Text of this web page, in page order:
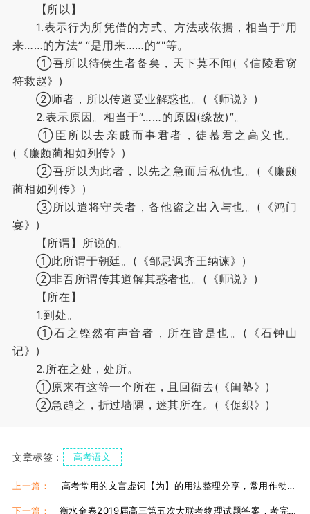
【所以】
1.表示行为所凭借的方式、方法或依据，相当于“用
来……的方法” “是用来……的”"等。
①吾所以待侯生者备矣，天下莫不闻(《信陵君窃
符救赵》)
②师者，所以传道受业解惑也。(《师说》)
2.表示原因。相当于“……的原因(缘故)”。
①臣所以去亲戚而事君者，徒慕君之高义也。
(《廉颇蔺相如列传》)
②吾所以为此者，以先之急而后私仇也。(《廉颇
蔺相如列传》)
③所以遣将守关者，备他盗之出入与也。(《鸿门
宴》)
【所谓】所说的。
①此所谓于朝廷。(《邹忌讽齐王纳谏》)
②非吾所谓传其道解其惑者也。(《师说》)
【所在】
1.到处。
①石之铿然有声音者，所在皆是也。(《石钟山
记》)
2.所在之处，处所。
①原来有这等一个所在，且回衙去(《闺塾》)
②急趋之，折过墙隅，迷其所在。(《促织》)
文章标签： 高考语文
上一篇： 高考常用的文言虚词【为】的用法整理分享，常用作动词!
下一篇： 衡水金卷2019届高三第五次大联考物理试题答案，考完核对!